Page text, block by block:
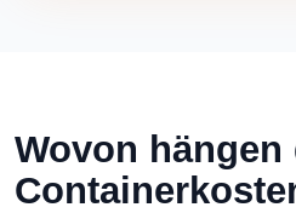
Wovon hängen